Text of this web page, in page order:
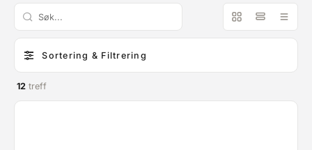
Sortering & Filtrering
12 treff